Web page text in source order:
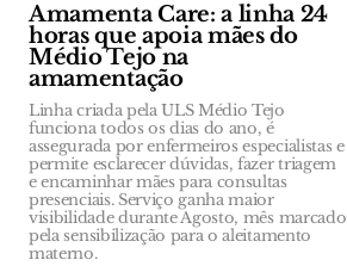
Amamenta Care: a linha 24
horas que apoia mães do
Médio Tejo na
amamentação
Linha criada pela ULS Médio Tejo
funciona todos os dias do ano, é
assegurada por enfermeiros especialistas e
permite esclarecer dúvidas, fazer triagem
e encaminhar mães para consultas
presenciais. Serviço ganha maior
visibilidade durante Agosto, mês marcado
pela sensibilização para o aleitamento
materno.